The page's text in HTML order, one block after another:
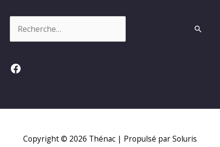
Facebook
Copyright © 2026 Thénac | Propulsé par Soluris